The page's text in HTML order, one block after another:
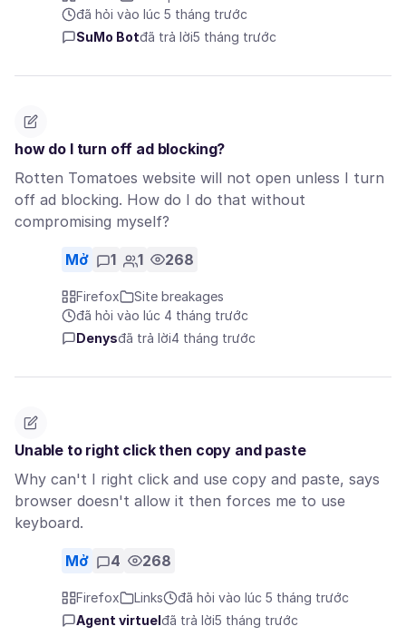
đã hỏi vào lúc 5 tháng trước
SuMo Botđã trả lời5 tháng trước
how do I turn off ad blocking?
Rotten Tomatoes website will not open unless I turn
off ad blocking. How do I do that without
compromising myself?
Mở 1 1 268
Firefox
Site breakages
đã hỏi vào lúc 4 tháng trước
Denysđã trả lời4 tháng trước
Unable to right click then copy and paste
Why can't I right click and use copy and paste, says
browser doesn't allow it then forces me to use
keyboard.
Mở 4 268
Firefox Links
đã hỏi vào lúc 5 tháng trước
Agent virtuel đã trả lời5 tháng trước